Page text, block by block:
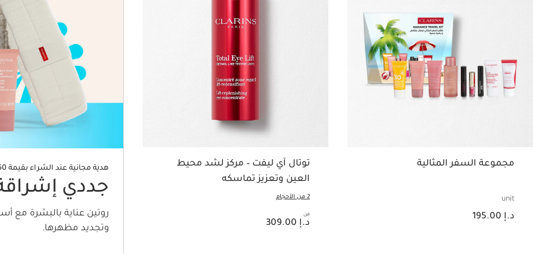
مجموعة السفر المثالية
unit
السعر الحالي هو د.إ 195.00
د.إ 195.00
توتال آي ليفت – مركز لشد محيط
العين وتعزيز تماسكه
2 من الأحجام
من
السعر الحالي هو د.إ 309.00
د.إ 309.00
هدية مجانية عند الشراء بقيمة 450 درهم
جددي
روتين عناية بالبشرة مع
وتجديد مظهرها.